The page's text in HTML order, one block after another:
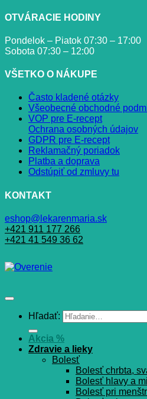
OTVÁRACIE HODINY
Pondelok – Piatok 07:30 – 17:00
Sobota 07:30 – 12:00
VŠETKO O NÁKUPE
Často kladené otázky
Všeobecné obchodné
VOP pre E-recept
Ochrana osobných údajov
GDPR pre E-recept
Reklamačný poriadok
Platba a doprava
Odstúpiť od zmluvy tu
KONTAKT
eshop@lekarenmaria.sk
+421 911 177 266
+421 41 549 36 62
Hľadať:
Akcia %
Zdravie a lieky
Bolesť
Bolesť chrbta,
Bolesť hlavy a
Bolesť pri